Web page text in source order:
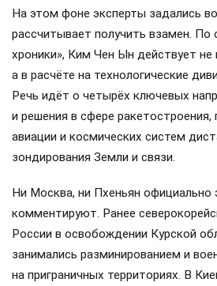
На этом фоне эксперты задались
рассчитывает получить взамен. По
хроники», Ким Чен Ын действует
а в расчёте на технологические
Речь идёт о четырёх ключевых
и решения в сфере
авиации и космических систем
зондирования Земли и связи.
Ни Москва, ни Пхеньян официально
комментируют. Ранее
России в освобождении Курской
занимались разминированием и
на приграничных территориях. В